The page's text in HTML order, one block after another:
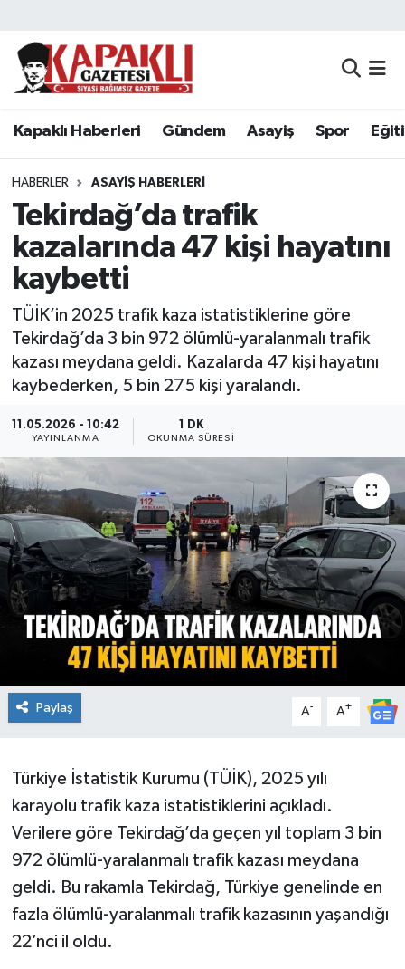
Kapaklı Haberleri Gündem Asayiş Spor
HABERLER ASAYIŞ HABERLERI
Tekirdağ’da trafik
kazalarında 47 kişi hayatını
kaybetti
TÜİK’in 2025 trafik kaza istatistiklerine göre
Tekirdağ’da 3 bin 972 ölümlü-yaralanmalı trafik
kazası meydana geldi. Kazalarda 47 kişi hayatını
kaybederken, 5 bin 275 kişi yaralandı.
11.05.2026 - 10:42
YAYINLANMA
1 DK
OKUNMA SÜRESI
Paylaş A- A+
Türkiye İstatistik Kurumu (TÜİK), 2025 yılı
karayolu trafik kaza istatistiklerini açıkladı.
Verilere göre Tekirdağ’da geçen yıl toplam 3 bin
972 ölümlü-yaralanmalı trafik kazası meydana
geldi. Bu rakamla Tekirdağ, Türkiye genelinde en
fazla ölümlü-yaralanmalı trafik kazasının yaşandığı
22’nci il oldu.
Kapaklı Haberleri
Asayiş
Spor
Eğitim
Siyaset
Resmi Reklamlar
Tekirdağ
Ekonomi
Sağlık
Teknoloji
Yaşam
Tekirdağ Nöbetçi Eczaneler
Tekirdağ Namaz Vakitleri
Tekirdağ Trafik Yoğunluk Haritası
Süper Lig Puan Durumu ve Fikstür
Tüm Manşetler
Son Dakika Haberleri
Haber Arşivi